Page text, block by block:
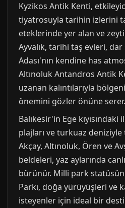
Kyzikos Antik Kenti,
tiyatrosuyla tarihin izlerini
eteklerinde yer alan ve
Ayvalık, tarihi taş evleri, dar
Adası'nın kendine has
Altınoluk Antandros Antik
uzanan kalıntılarıyla
önemini gözler önüne serer.
Balıkesir'in Ege
plajları ve turkuaz
Akçay, Altınoluk, Ören ve
beldeleri, yaz aylarında
bürünür. Milli park
Parkı, doğa yürüyüşleri ve
isteyenler için ideal bir